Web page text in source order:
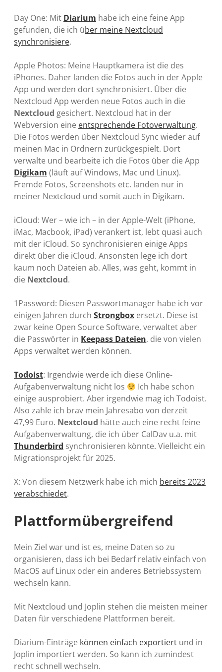
Day One: Mit Diarium habe ich eine feine App
gefunden, die ich über meine Nextcloud
synchronisiere.
Apple Photos: Meine Hauptkamera ist die des
iPhones. Daher landen die Fotos auch in der Apple
App und werden dort synchronisiert. Über die
Nextcloud App werden neue Fotos auch in die
Nextcloud gesichert. Nextcloud hat in der
Webversion eine entsprechende Fotoverwaltung.
Die Fotos werden über Nextcloud Sync wieder auf
meinen Mac in Ordnern zurückgespielt. Dort
verwalte und bearbeite ich die Fotos über die App
Digikam (läuft auf Windows, Mac und Linux).
Fremde Fotos, Screenshots etc. landen nur in
meiner Nextcloud und somit auch in Digikam.
iCloud: Wer – wie ich – in der Apple-Welt (iPhone,
iMac, Macbook, iPad) verankert ist, lebt quasi auch
mit der iCloud. So synchronisieren einige Apps
direkt über die iCloud. Ansonsten lege ich dort
kaum noch Dateien ab. Alles, was geht, kommt in
die Nextcloud.
1Password: Diesen Passwortmanager habe ich vor
einigen Jahren durch Strongbox ersetzt. Diese ist
zwar keine Open Source Software, verwaltet aber
die Passwörter in Keepass Dateien, die von vielen
Apps verwaltet werden können.
Todoist: Irgendwie werde ich diese Online-
Aufgabenverwaltung nicht los
Ich habe schon
einige ausprobiert. Aber irgendwie mag ich Todoist.
Also zahle ich brav mein Jahresabo von derzeit
47,99 Euro. Nextcloud hätte auch eine recht feine
Aufgabenverwaltung, die ich über CalDav u.a. mit
Thunderbird synchronisieren könnte. Vielleicht ein
Migrationsprojekt für 2025.
X: Von diesem Netzwerk habe ich mich bereits 2023
verabschiedet.
Plattformübergreifend
Mein Ziel war und ist es, meine Daten so zu
organisieren, dass ich bei Bedarf relativ einfach von
MacOS auf Linux oder ein anderes Betriebssystem
wechseln kann.
Mit Nextcloud und Joplin stehen die meisten meiner
Daten für verschiedene Plattformen bereit.
Diarium-Einträge können einfach exportiert und in
Joplin importiert werden. So kann ich zumindest
recht schnell wechseln.